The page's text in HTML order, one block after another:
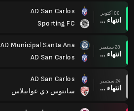
06 أكتوبر
انتهاء وقت المباراة
AD San Carlos
Sporting FC
28 سبتمبر
انتهاء وقت المباراة
AD Municipal Santa Ana
AD San Carlos
24 سبتمبر
انتهاء وقت المباراة
AD San Carlos
سانتوس دي غوابيلاس